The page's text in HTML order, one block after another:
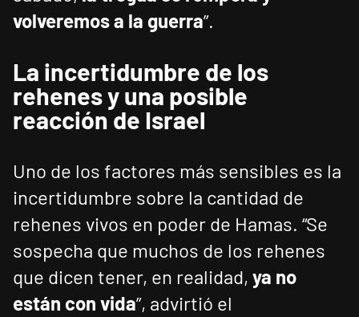
volveremos a la guerra”.
La incertidumbre de los
rehenes y una posible
reacción de Israel
Uno de los factores más sensibles es la
incertidumbre sobre la cantidad de
rehenes vivos en poder de Hamas. “Se
sospecha que muchos de los rehenes
que dicen tener, en realidad, ya no
están con vida”, advirtió el